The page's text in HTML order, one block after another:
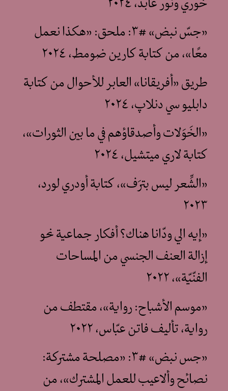
«جسّ نبض» #٣: ملحق: «هكذا نعمل
معًا»، من كتابة كارين ضومط، ٢٠٢٤
طريق «أفريقانا» العابر للأحوال من كتابة
دابليو سي دنلاپ، ٢٠٢٤
«الخَوَلات وأصدقاؤهم في ما بين الثورات»،
كتابة لاري ميتشيل، ٢٠٢٤
«الشِّعر ليس بترَف»، كتابة أودري لورد،
٢٠٢٣
«إيه الي ودّانا هناك؟ أفكار جماعية نحو
إزالة العنف الجنسي من المساحات
الفنّيّة»، ٢٠٢٢
«موسم الأشباح: رواية»، مقتطف من
رواية، تأليف فاتن عبّاس، ٢٠٢٢
«جس نبض» #٣: «مصلحة مشتركة:
نصائح وألاعيب للعمل المشترك»، من